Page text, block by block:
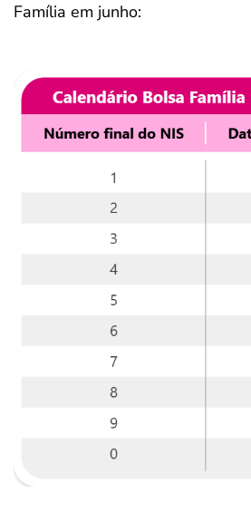
Família em junho: